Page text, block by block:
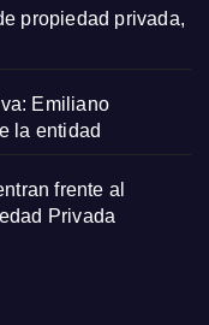
propiedad privada,
Emiliano
la entidad
frente al
Privada